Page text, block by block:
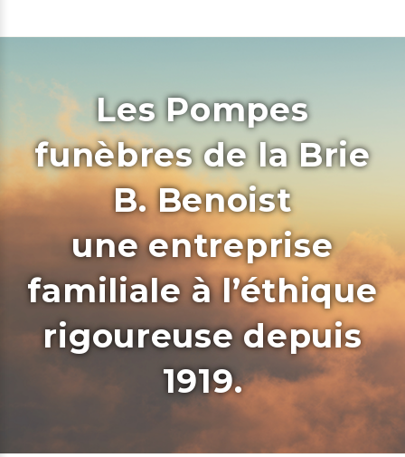
Les Pompes
funèbres de la Brie
B. Benoist
une entreprise
familiale à l’éthique
rigoureuse depuis
1919.